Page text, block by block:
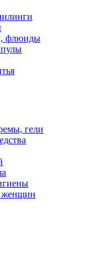
флюиды
гели
женщин